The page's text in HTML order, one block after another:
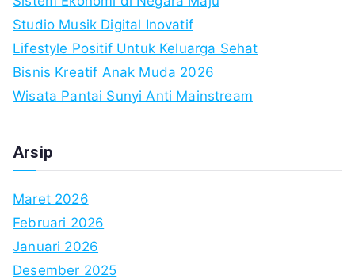
Studio Musik Digital Inovatif
Lifestyle Positif Untuk Keluarga Sehat
Bisnis Kreatif Anak Muda 2026
Wisata Pantai Sunyi Anti Mainstream
Arsip
Maret 2026
Februari 2026
Januari 2026
Desember 2025